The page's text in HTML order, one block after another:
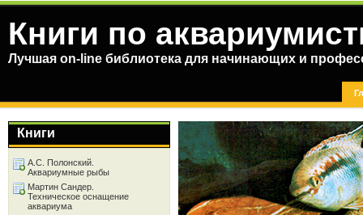
Книги по
Лучшая on-line библиотека для начинающих и
Книги
А.С. Полонский.
Аквариумные рыбы
Мартин Сандер.
Техническое оснащение
аквариума